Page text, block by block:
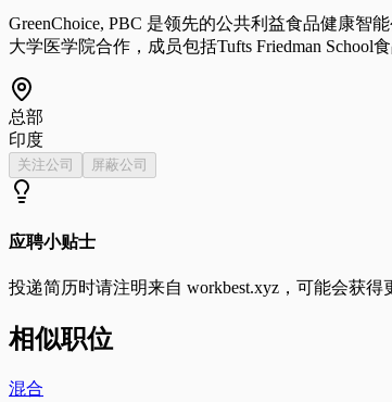
GreenChoice, PBC 是领先的公共利益食品健康智
大学医学院合作，成员包括Tufts Friedman School
总部
印度
关注公司 屏蔽公司
应聘小贴士
投递简历时请注明来自 workbest.xyz ，可能会获得
相似职位
混合